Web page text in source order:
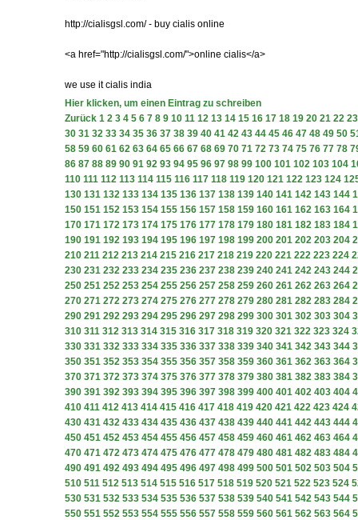
http://cialisgsl.com/ - buy cialis online
<a href="http://cialisgsl.com/">online cialis</a>
we use it cialis india
Hier klicken, um einen Eintrag zu schreiben
Zurück 1 2 3 4 5 6 7 8 9 10 11 12 13 14 15 16 17 18 19 20 21 22 23
30 31 32 33 34 35 36 37 38 39 40 41 42 43 44 45 46 47 48 49 50
58 59 60 61 62 63 64 65 66 67 68 69 70 71 72 73 74 75 76 77 78
86 87 88 89 90 91 92 93 94 95 96 97 98 99 100 101 102 103 104
110 111 112 113 114 115 116 117 118 119 120 121 122 123 124
130 131 132 133 134 135 136 137 138 139 140 141 142 143 144
150 151 152 153 154 155 156 157 158 159 160 161 162 163 164
170 171 172 173 174 175 176 177 178 179 180 181 182 183 184
190 191 192 193 194 195 196 197 198 199 200 201 202 203 204
210 211 212 213 214 215 216 217 218 219 220 221 222 223 224
230 231 232 233 234 235 236 237 238 239 240 241 242 243 244
250 251 252 253 254 255 256 257 258 259 260 261 262 263 264
270 271 272 273 274 275 276 277 278 279 280 281 282 283 284
290 291 292 293 294 295 296 297 298 299 300 301 302 303 304
310 311 312 313 314 315 316 317 318 319 320 321 322 323 324
330 331 332 333 334 335 336 337 338 339 340 341 342 343 344
350 351 352 353 354 355 356 357 358 359 360 361 362 363 364
370 371 372 373 374 375 376 377 378 379 380 381 382 383 384
390 391 392 393 394 395 396 397 398 399 400 401 402 403 404
410 411 412 413 414 415 416 417 418 419 420 421 422 423 424
430 431 432 433 434 435 436 437 438 439 440 441 442 443 444
450 451 452 453 454 455 456 457 458 459 460 461 462 463 464
470 471 472 473 474 475 476 477 478 479 480 481 482 483 484
490 491 492 493 494 495 496 497 498 499 500 501 502 503 504
510 511 512 513 514 515 516 517 518 519 520 521 522 523 524
530 531 532 533 534 535 536 537 538 539 540 541 542 543 544
550 551 552 553 554 555 556 557 558 559 560 561 562 563 564